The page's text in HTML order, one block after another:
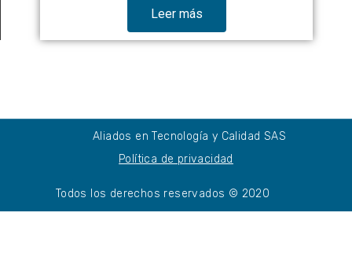
Leer más
Aliados en Tecnología y Calidad SAS
Política de privacidad
Todos los derechos reservados © 2020